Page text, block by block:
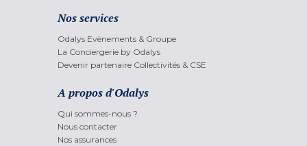
Nos services
Odalys Evènements & Groupe
La Conciergerie by Odalys
Devenir partenaire Collectivités & CSE
A propos d'Odalys
Qui sommes-nous ?
Nous contacter
Nos assurances